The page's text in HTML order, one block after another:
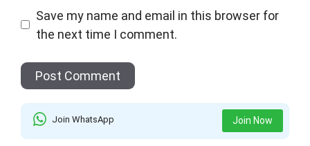
Save my name and email in this browser for
the next time I comment.
Join WhatsApp Join Now